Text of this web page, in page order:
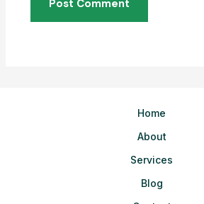
Home
About
Services
Blog